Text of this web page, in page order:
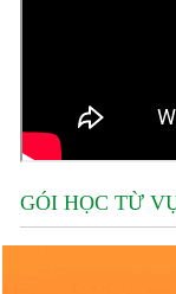
GÓI HỌC TỪ